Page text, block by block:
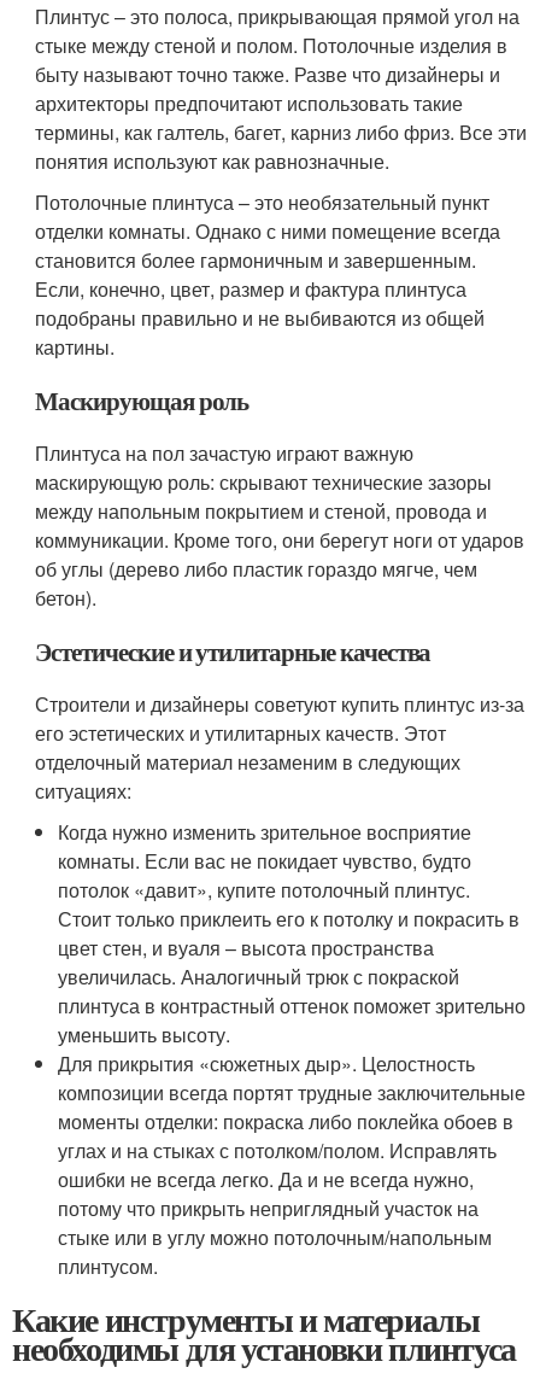
Плинтус – это полоса, прикрывающая прямой угол на
стыке между стеной и полом. Потолочные изделия в
быту называют точно также. Разве что дизайнеры и
архитекторы предпочитают использовать такие
термины, как галтель, багет, карниз либо фриз. Все эти
понятия используют как равнозначные.
Потолочные плинтуса – это необязательный пункт
отделки комнаты. Однако с ними помещение всегда
становится более гармоничным и завершенным.
Если, конечно, цвет, размер и фактура плинтуса
подобраны правильно и не выбиваются из общей
картины.
Маскирующая роль
Плинтуса на пол зачастую играют важную
маскирующую роль: скрывают технические зазоры
между напольным покрытием и стеной, провода и
коммуникации. Кроме того, они берегут ноги от ударов
об углы (дерево либо пластик гораздо мягче, чем
бетон).
Эстетические и утилитарные качества
Строители и дизайнеры советуют купить плинтус из-за
его эстетических и утилитарных качеств. Этот
отделочный материал незаменим в следующих
ситуациях:
Когда нужно изменить зрительное восприятие
комнаты. Если вас не покидает чувство, будто
потолок «давит», купите потолочный плинтус.
Стоит только приклеить его к потолку и покрасить в
цвет стен, и вуаля – высота пространства
увеличилась. Аналогичный трюк с покраской
плинтуса в контрастный оттенок поможет зрительно
уменьшить высоту.
Для прикрытия «сюжетных дыр». Целостность
композиции всегда портят трудные заключительные
моменты отделки: покраска либо поклейка обоев в
углах и на стыках с потолком/полом. Исправлять
ошибки не всегда легко. Да и не всегда нужно,
потому что прикрыть неприглядный участок на
стыке или в углу можно потолочным/напольным
плинтусом.
Какие инструменты и материалы
необходимы для установки плинтуса